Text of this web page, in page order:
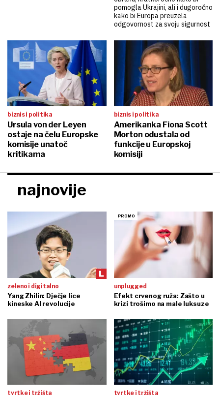
pomogla Ukrajini, ali i dugoročno
kako bi Europa preuzela
odgovornost za svoju sigurnost
biznis i politika
Ursula von der Leyen
ostaje na čelu Europske
komisije unatoč
kritikama
biznis i politika
Amerikanka Fiona Scott
Morton odustala od
funkcije u Europskoj
komisiji
najnovije
zeleno i digitalno
Yang Zhilin: Dječje lice
kineske AI revolucije
unplugged
Efekt crvenog ruža: Zašto u
krizi trošimo na male luksuze
tvrtke i tržišta tvrtke i tržišta